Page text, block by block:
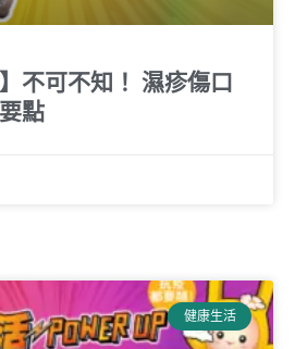
不可不知！ 濕疹傷口
點
健康生活